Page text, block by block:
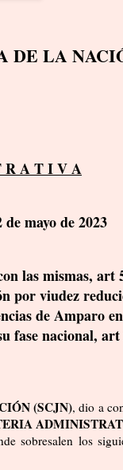
DE LA
A T I V A
mayo de 2023
las mismas, art
por viudez
de Amparo en
fase nacional, art
(SCJN), dio a
sobresalen los